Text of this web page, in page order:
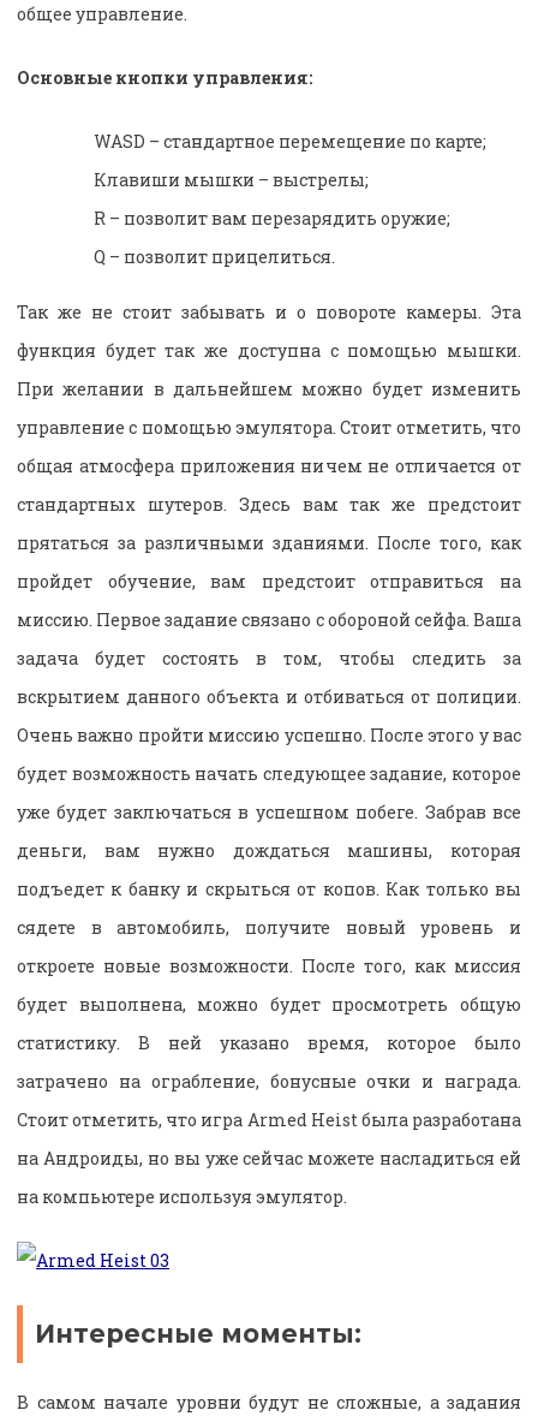
общее управление.
Основные кнопки управления:
WASD – стандартное перемещение по карте;
Клавиши мышки – выстрелы;
R – позволит вам перезарядить оружие;
Q – позволит прицелиться.
Так же не стоит забывать и о повороте камеры. Эта
функция будет так же доступна с помощью мышки.
При желании в дальнейшем можно будет изменить
управление с помощью эмулятора. Стоит отметить, что
общая атмосфера приложения ничем не отличается от
стандартных шутеров. Здесь вам так же предстоит
прятаться за различными зданиями. После того, как
пройдет обучение, вам предстоит отправиться на
миссию. Первое задание связано с обороной сейфа. Ваша
задача будет состоять в том, чтобы следить за
вскрытием данного объекта и отбиваться от полиции.
Очень важно пройти миссию успешно. После этого у вас
будет возможность начать следующее задание, которое
уже будет заключаться в успешном побеге. Забрав все
деньги, вам нужно дождаться машины, которая
подъедет к банку и скрыться от копов. Как только вы
сядете в автомобиль, получите новый уровень и
откроете новые возможности. После того, как миссия
будет выполнена, можно будет просмотреть общую
статистику. В ней указано время, которое было
затрачено на ограбление, бонусные очки и награда.
Стоит отметить, что игра Armed Heist была разработана
на Андроиды, но вы уже сейчас можете насладиться ей
на компьютере используя эмулятор.
Интересные моменты:
В самом начале уровни будут не сложные, а задания